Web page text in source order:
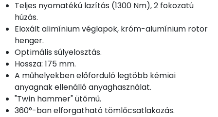
Teljes nyomatékú lazítás (1300 Nm), 2 fokozatú
húzás.
Eloxált alimínium véglapok, króm-alumínium rotor
henger.
Optimális súlyelosztás.
Hossza: 175 mm.
A műhelyekben előforduló legtöbb kémiai
anyagnak ellenálló anyaghasználat.
"Twin hammer" ütőmű.
360°-ban elforgatható tömlőcsatlakozás.